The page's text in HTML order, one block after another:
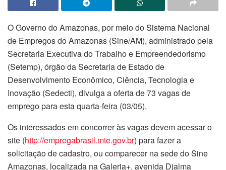
O Governo do Amazonas, por meio do Sistema Nacional
de Empregos do Amazonas (Sine/AM), administrado pela
Secretaria Executiva do Trabalho e Empreendedorismo
(Setemp), órgão da Secretaria de Estado de
Desenvolvimento Econômico, Ciência, Tecnologia e
Inovação (Sedecti), divulga a oferta de 73 vagas de
emprego para esta quarta-feira (03/05).
Os interessados em concorrer às vagas devem acessar o
site (http://empregabrasil.mte.gov.br) para fazer a
solicitação de cadastro, ou comparecer na sede do Sine
Amazonas, localizada na Galeria+, avenida Djalma